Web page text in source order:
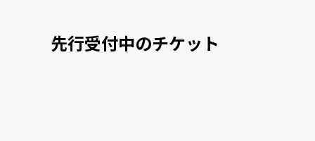
先行受付中のチケット